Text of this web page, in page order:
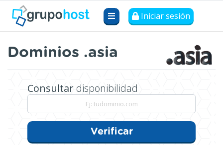
Iniciar sesión
Dominios .asia
Consultardisponibilidad
Verificar